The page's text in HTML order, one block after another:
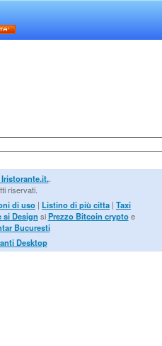
Iristorante.it..
riservati.
di uso | Listino di più citta | Taxi
si Design siPrezzo Bitcoin cryptoe
Bucuresti
Desktop